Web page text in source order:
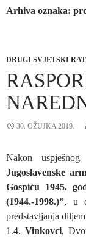
Arhiva oznaka:
DRUGI SVJETSKI RAT
30. OŽUJKA 2019.
Nakon
Jugoslavenske
Gospiću 1945.
(1944.-1998.)”, u
predstavljanja
1.4. Vinkovci,